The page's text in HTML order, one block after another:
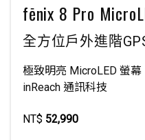
fēnix 8 Pro
全方位戶外進階
極致明亮 MicroLED 螢
inReach 通訊科技
NT$ 52,990